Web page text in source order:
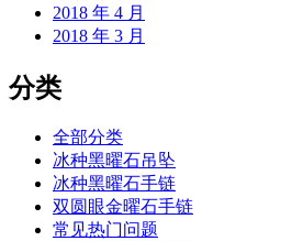
2018 年 4 月
2018 年 3 月
分类
全部分类
冰种黑曜石吊坠
冰种黑曜石手链
双圆眼金曜石手链
常见热门问题